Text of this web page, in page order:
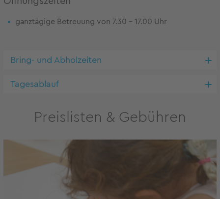
ganztägige Betreuung von 7.30 – 17.00 Uhr
Bring- und Abholzeiten
Tagesablauf
Preislisten & Gebühren